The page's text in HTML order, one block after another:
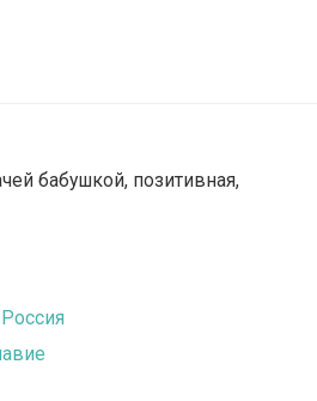
бабушкой, позитивная,
Россия